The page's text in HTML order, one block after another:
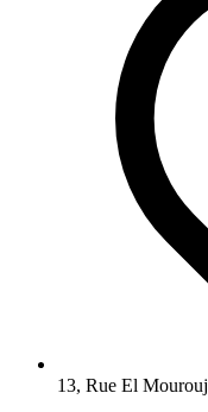
13, Rue El Mourouj